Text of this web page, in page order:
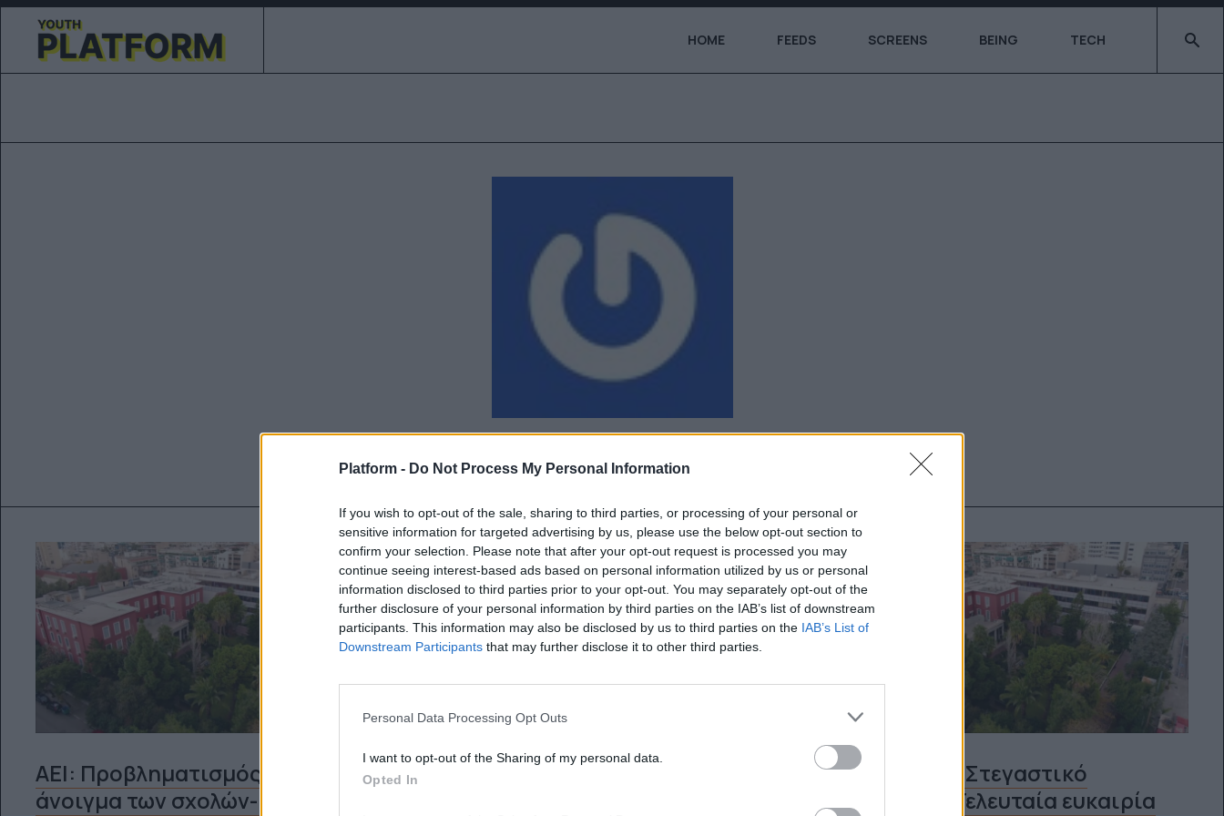
Platform - Do Not Process My Personal Information
If you wish to opt-out of the sale, sharing to third parties, or processing of your personal or
sensitive information for targeted advertising by us, please use the below opt-out section to
confirm your selection. Please note that after your opt-out request is processed you may
continue seeing interest-based ads based on personal information utilized by us or personal
information disclosed to third parties prior to your opt-out. You may separately opt-out of the
further disclosure of your personal information by third parties on the IAB’s list of downstream
participants. This information may also be disclosed by us to third parties on the IAB’s List of
Downstream Participants that may further disclose it to other third parties.
Personal Data Processing Opt Outs
I want to opt-out of the Sharing of my personal data.
Opted In
HOME FEEDS SCREENS BEING TECH Type
ΑΕΙ: Προβληματισμός για το
άνοιγμα των σχολών-Σήμερα η
Φοιτητικό Στεγαστικό
Επίδομα: Τελευταία ευκαιρία